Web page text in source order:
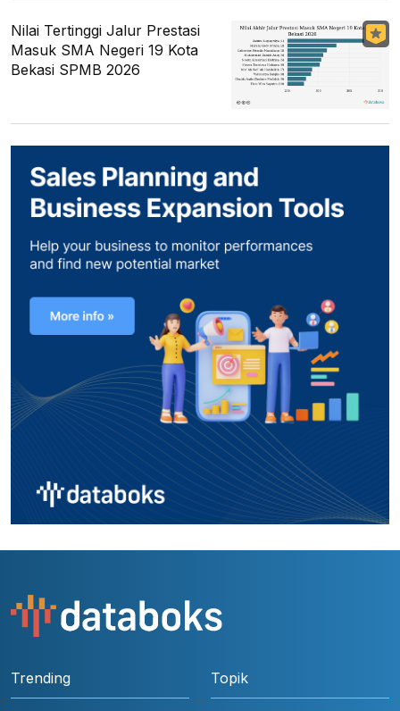
Nilai Tertinggi Jalur Prestasi
Masuk SMA Negeri 19 Kota
Bekasi SPMB 2026
Trending Topik